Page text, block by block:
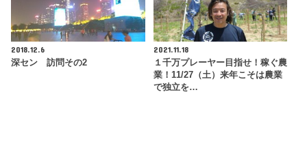
2018.12.6
深セン 訪問その2
2021.11.18
１千万プレーヤー目指せ！稼ぐ農
業！11/27（土）来年こそは農業
で独立を…